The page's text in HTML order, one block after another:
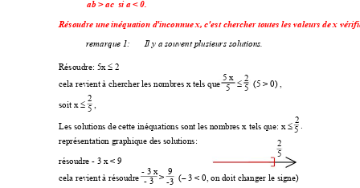
ab > ac si a < 0.
Résoudre une inéquation d'inconnue x, c'est chercher toutes les valeurs de x
remarque 1: Il y a souvent plusieurs solutions.
Résoudre: 5x ≤ 2
cela revient à chercher les nombres x tels que
5 x
5
≤
2
5
  (5 > 0) ,
soit x ≤
2
5
,
Les solutions de cette inéquations sont les nombres x tels que: x ≤
2
5
.
représentation graphique des solutions:
résoudre - 3 x < 9
cela revient à résoudre
- 3 x
- 3
>
9
-3
  (
− 3 < 0, on doit changer le signe)
2
5